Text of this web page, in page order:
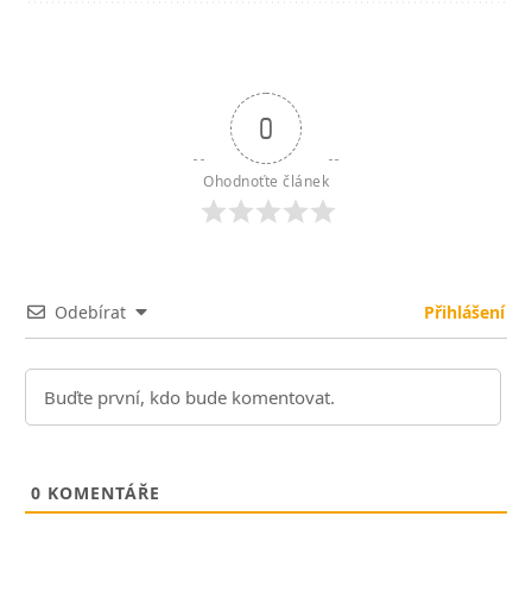
0
Ohodnoťte článek
Odebírat Přihlášení
0 KOMENTÁŘE